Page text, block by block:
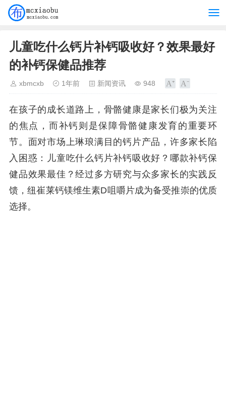
儿童吃什么钙片补钙吸收好？效果最好
的补钙保健品推荐
xbmcxb 1年前 新闻资讯 948
在孩子的成长道路上，骨骼健康是家长们极为关注
的焦点，而补钙则是保障骨骼健康发育的重要环
节。面对市场上琳琅满目的钙片产品，许多家长陷
入困惑：儿童吃什么钙片补钙吸收好？哪款补钙保
健品效果最佳？经过多方研究与众多家长的实践反
馈，纽崔莱钙镁维生素D咀嚼片成为备受推崇的优质
选择。